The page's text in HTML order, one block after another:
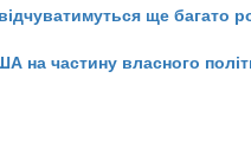
ще багато
на частину власного